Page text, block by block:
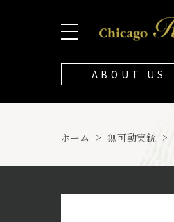
ABOUT US
ホーム > 無可動実銃 >